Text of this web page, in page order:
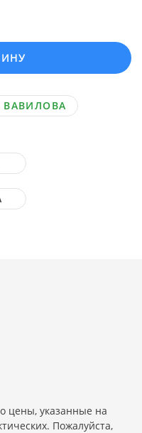
ВАВИЛОВА
цены, указанные на
Пожалуйста,